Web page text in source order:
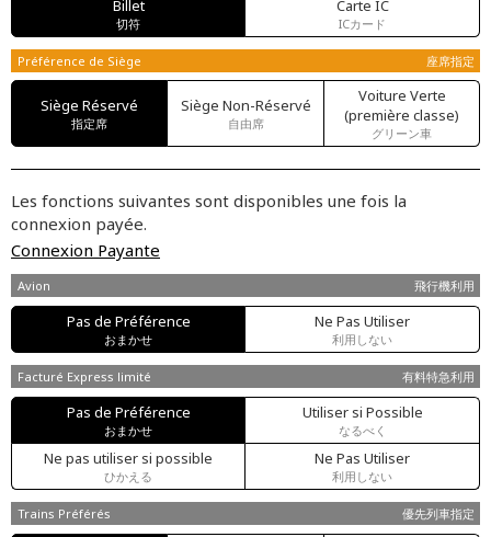
Billet
切符
Carte IC
ICカード
Préférence de Siège 座席指定
Siège Réservé
指定席
Siège Non-Réservé
自由席
Voiture Verte
(première classe)
グリーン車
Les fonctions suivantes sont disponibles une fois la
connexion payée.
Connexion Payante
Avion 飛行機利用
Pas de Préférence
おまかせ
Ne Pas Utiliser
利用しない
Facturé Express limité 有料特急利用
Pas de Préférence
おまかせ
Utiliser si Possible
なるべく
Ne pas utiliser si possible
ひかえる
Ne Pas Utiliser
利用しない
Trains Préférés 優先列車指定